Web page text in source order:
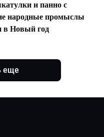
и панно с
народные промыслы
в Новый год
еще